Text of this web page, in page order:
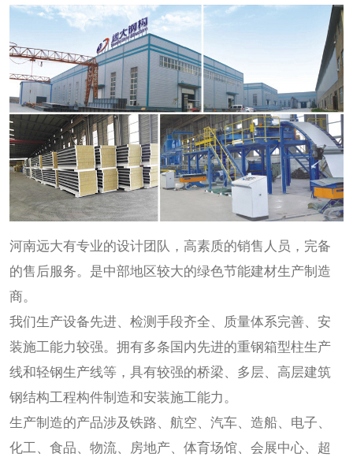
河南远大有专业的设计团队，高素质的销售人员，完备
的售后服务。是中部地区较大的绿色节能建材生产制造
商。
我们生产设备先进、检测手段齐全、质量体系完善、安
装施工能力较强。拥有多条国内先进的重钢箱型柱生产
线和轻钢生产线等，具有较强的桥梁、多层、高层建筑
钢结构工程构件制造和安装施工能力。
生产制造的产品涉及铁路、航空、汽车、造船、电子、
化工、食品、物流、房地产、体育场馆、会展中心、超